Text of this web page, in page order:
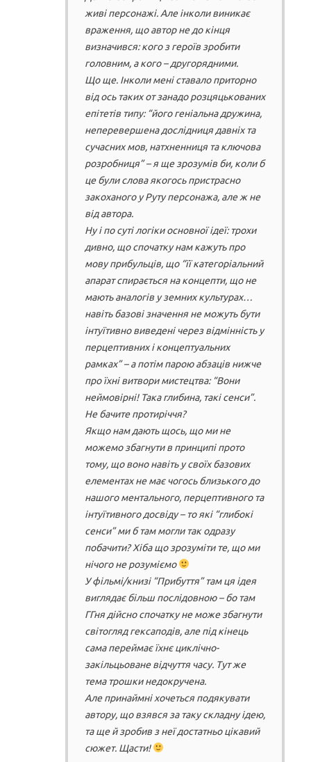
живі персонажі. Але інколи виникає
враження, що автор не до кінця
визначився: кого з героїв зробити
головним, а кого – другорядними.
Що ще. Інколи мені ставало приторно
від ось таких от занадо розцяцькованих
епітетів типу: “його геніальна дружина,
неперевершена дослідниця давніх та
сучасних мов, натхненниця та ключова
розробниця” – я ще зрозумів би, коли б
це були слова якогось пристрасно
закоханого у Руту персонажа, але ж не
від автора.
Ну і по суті логіки основної ідеї: трохи
дивно, що спочатку нам кажуть про
мову прибульців, що “її категоріальний
апарат спирається на концепти, що не
мають аналогів у земних культурах…
навіть базові значення не можуть бути
інтуїтивно виведені через відмінність у
перцептивних і концептуальних
рамках” – а потім парою абзаців нижче
про їхні витвори мистецтва: “Вони
неймовірні! Така глибина, такі сенси”.
Не бачите протиріччя?
Якщо нам дають щось, що ми не
можемо збагнути в принципі прото
тому, що воно навіть у своїх базових
елементах не має чогось близького до
нашого ментального, перцептивного та
інтуїтивного досвіду – то які “глибокі
сенси” ми б там могли так одразу
побачити? Хіба що зрозуміти те, що ми
нічого не розуміємо
У фільмі/книзі “Прибуття” там ця ідея
виглядає більш послідовною – бо там
ГГня дійсно спочатку не може збагнути
світогляд гексаподів, але під кінець
сама переймає їхнє циклічно-
закільцьоване відчуття часу. Тут же
тема трошки недокручена.
Але принаймні хочеться подякувати
автору, що взявся за таку складну ідею,
та ще й зробив з неї достатньо цікавий
сюжет. Щасти!